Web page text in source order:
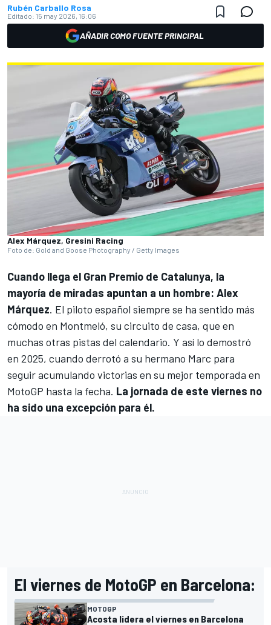
Rubén Carballo Rosa
Editado: 15 may 2026, 16:06
AÑADIR COMO FUENTE PRINCIPAL
Alex Márquez, Gresini Racing
Foto de: Gold and Goose Photography / Getty Images
Cuando llega el Gran Premio de Catalunya, la
mayoría de miradas apuntan a un hombre: Alex
Márquez. El piloto español siempre se ha sentido más
cómodo en Montmeló, su circuito de casa, que en
muchas otras pistas del calendario. Y así lo demostró
en 2025, cuando derrotó a su hermano Marc para
seguir acumulando victorias en su mejor temporada en
MotoGP hasta la fecha. La jornada de este viernes no
ha sido una excepción para él.
El viernes de MotoGP en Barcelona:
MOTOGP
Acosta lidera el viernes en Barcelona